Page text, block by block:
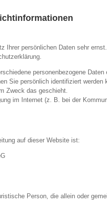
Ihrer persönlichen Daten sehr
personenbezogene Daten
Sie persönlich identifiziert
Zweck das geschieht.
im Internet (z. B. bei der
auf dieser Website ist:
Person, die allein oder